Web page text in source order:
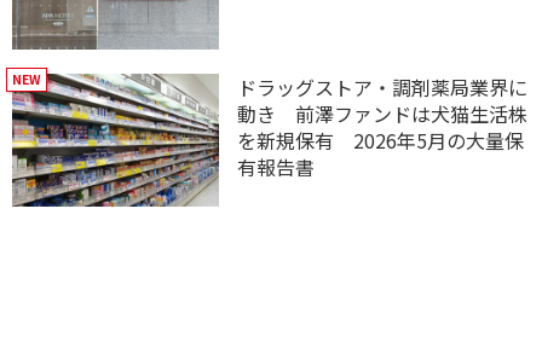
ドラッグストア・調剤薬局業界に
動き 前澤ファンドは犬猫生活株
を新規保有 2026年5月の大量保
有報告書